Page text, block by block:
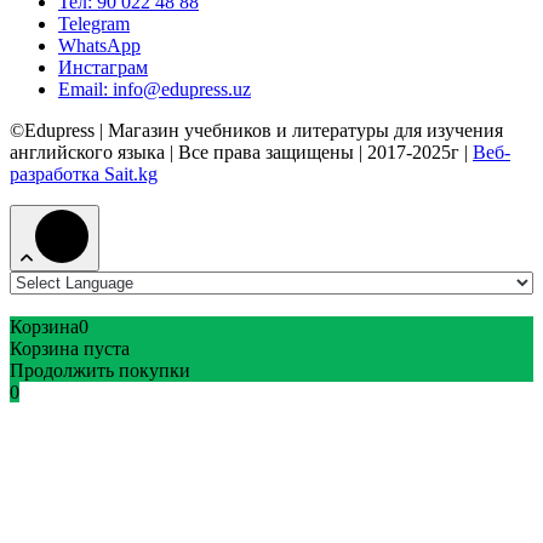
Telegram
WhatsApp
Инстаграм
Email: info@edupress.uz
©Edupress | Магазин учебников и литературы для изучения
английского языка | Все права защищены | 2017-2025г | Веб-
разработка Sait.kg
Корзина0
Корзина пуста
Продолжить покупки
0